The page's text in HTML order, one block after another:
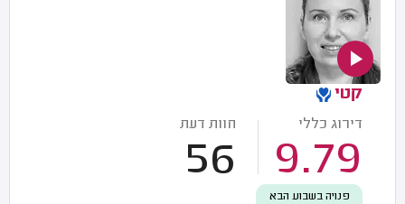
קטי
דירוג כללי
9.79
חוות דעת
56
פנויה בשבוע הבא